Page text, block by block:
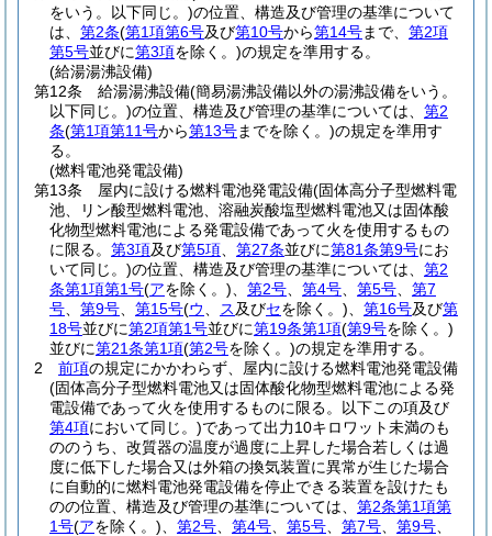
をいう。以下同じ。)の位置、構造及び管理の基準について
は、 第2条(第1項第6号及び第10号から第14号まで、 第2項
第5号並びに第3項を除く。)の規定を準用する。
(給湯湯沸設備)
第12条
給湯湯沸設備(簡易湯沸設備以外の湯沸設備をいう。
以下同じ。)の位置、構造及び管理の基準については、 第2
条(第1項第11号から第13号までを除く。)の規定を準用す
る。
(燃料電池発電設備)
第13条
屋内に設ける燃料電池発電設備(固体高分子型燃料電
池、リン酸型燃料電池、溶融炭酸塩型燃料電池又は固体酸
化物型燃料電池による発電設備であって火を使用するもの
に限る。 第3項及び第5項 第27条並びに第81条第9号にお
いて同じ。)の位置、構造及び管理の基準については、 第2
条第1項第1号(アを除く。) 第2号 第4号 第5号
第7
号
第9号 第15号(ウ ス及びセを除く。) 第16号及び第
18号並びに第2項第1号並びに第19条第1項(第9号を除く。)
並びに第21条第1項(第2号を除く。)の規定を準用する。
2
前項の規定にかかわらず、屋内に設ける燃料電池発電設備
(固体高分子型燃料電池又は固体酸化物型燃料電池による発
電設備であって火を使用するものに限る。以下この項及び
第4項において同じ。)であって出力10キロワット未満のも
ののうち、改質器の温度が過度に上昇した場合若しくは過
度に低下した場合又は外箱の換気装置に異常が生じた場合
に自動的に燃料電池発電設備を停止できる装置を設けたも
のの位置、構造及び管理の基準については、 第2条第1項第
1号(アを除く。) 第2号 第4号 第5号 第7号 第9号